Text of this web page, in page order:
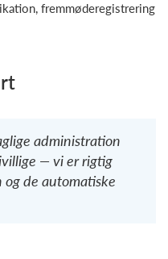
fremmøderegistrering
administration
— vi er rigtig
de automatiske